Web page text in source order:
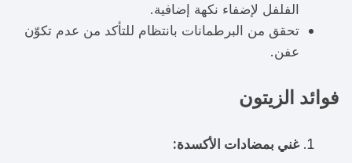
الفلفل لإضفاء نكهة إضافية.
تحقق من البرطمانات بانتظام للتأكد من عدم تكوّن
عفن.
فوائد الزيتون
غني بمضادات الأكسدة: